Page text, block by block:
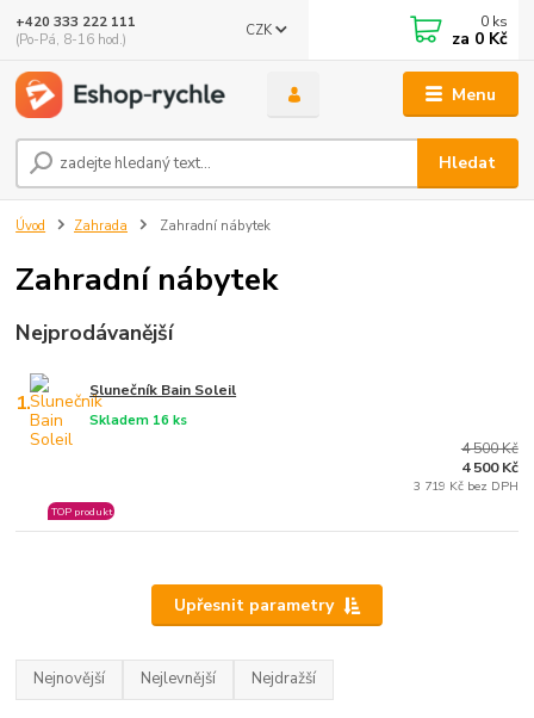
Menu
CZK
Hledat
+420 333 222 111
(Po-Pá, 8-16 hod.)
0 ks
za 0 Kč
Úvod Zahrada Zahradní nábytek
Zahradní nábytek
Nejprodávanější
1. Slunečník Bain Soleil
Skladem 16 ks
TOP produkt
4 500 Kč
4 500 Kč
3 719 Kč bez DPH
Upřesnit parametry
Nejnovější Nejlevnější Nejdražší
🤖 Eshop-rychle AI Chatbot
DEMO ukázka integrace Chaterimo do platformy eshop-